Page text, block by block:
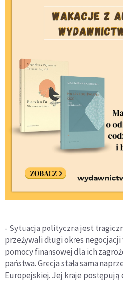
- Sytuacja polityczna jest
przeżywali długi okres
pomocy finansowej dla ich
państwa. Grecja stała sama
Europejskiej. Jej kraje postępują